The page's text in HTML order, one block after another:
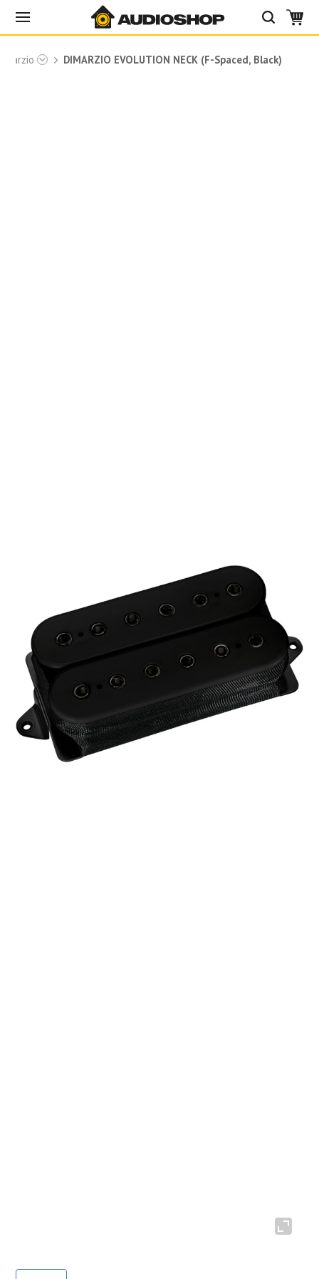
DIMARZIO EVOLUTION NECK (F-Spaced, Black)